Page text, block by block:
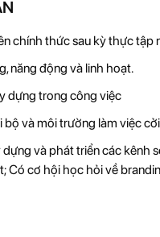
chính thức sau kỳ thực tập
năng động và linh hoạt.
dựng trong công việc
và môi trường làm việc
và phát triển các kênh
Có cơ hội học hỏi về